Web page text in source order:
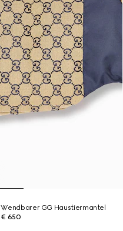
Wendbarer GG Haustiermantel
€ 650